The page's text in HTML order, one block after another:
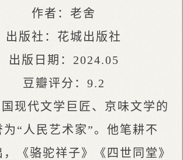
作者：老舍
出版社：花城出版社
出版日期：2024.05
豆瓣评分：9.2
现代文学巨匠、京味文学的
“人民艺术家”。他笔耕不
《骆驼祥子》《四世同堂》